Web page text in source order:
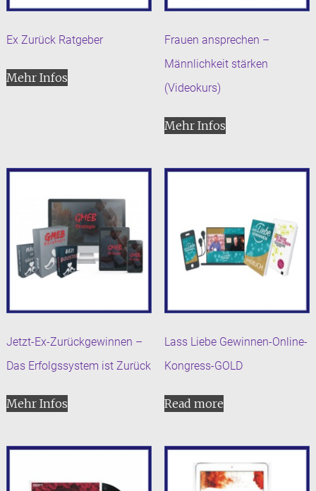
Ex Zurück Ratgeber
Mehr Infos
Frauen ansprechen –
Männlichkeit stärken
(Videokurs)
Mehr Infos
Jetzt-Ex-Zurückgewinnen –
Das Erfolgssystem ist Zurück
Mehr Infos
Lass Liebe Gewinnen-Online-
Kongress-GOLD
Read more